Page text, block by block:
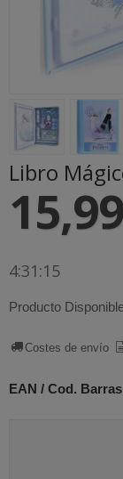
Libro
4:31:14
Producto
Costes de envío
EAN / Cod. Barras